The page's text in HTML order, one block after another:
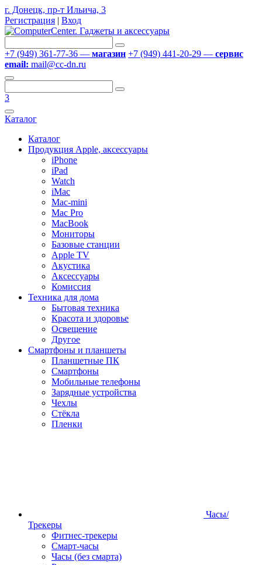
г. Донецк, пр-т Ильича, 3
Регистрация | Вход
+7 (949) 361-77-36 — магазин +7 (949) 441-20-29 — сервис
email: mail@cc-dn.ru
3
Каталог
Каталог
Продукция Apple, аксессуары
iPhone
iPad
Watch
iMac
Mac-mini
Mac Pro
MacBook
Мониторы
Базовые станции
Apple TV
Акустика
Аксессуары
Комиссия
Техника для дома
Бытовая техника
Красота и здоровье
Освещение
Другое
Смартфоны и планшеты
Планшетные ПК
Смартфоны
Мобильные телефоны
Зарядные устройства
Чехлы
Стёкла
Пленки
Часы/
Трекеры
Фитнес-трекеры
Смарт-часы
Часы (без смарта)